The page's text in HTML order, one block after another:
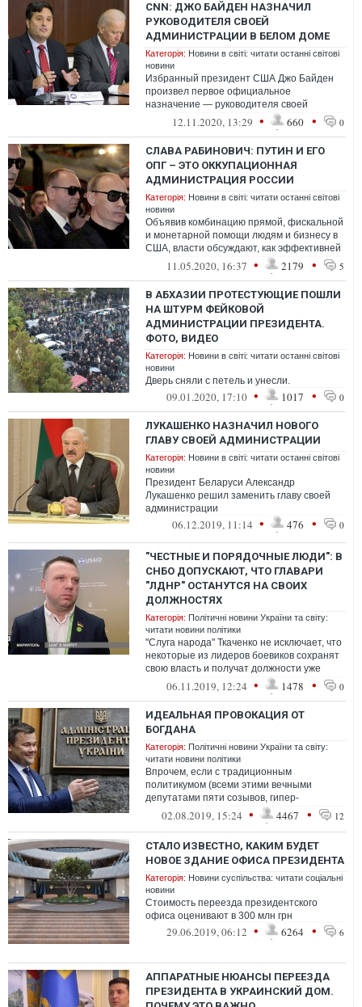
CNN: ДЖО БАЙДЕН НАЗНАЧИЛ
РУКОВОДИТЕЛЯ СВОЕЙ
АДМИНИСТРАЦИИ В БЕЛОМ ДОМЕ
Категорія: Новини в світі: читати останні світові
новини
Избранный президент США Джо Байден
произвел первое официальное
назначение — руководителя своей
администрации в Белом доме.
12.11.2020, 13:29 • 660 • 0
СЛАВА РАБИНОВИЧ: ПУТИН И ЕГО
ОПГ – ЭТО ОККУПАЦИОННАЯ
АДМИНИСТРАЦИЯ РОССИИ
Категорія: Новини в світі: читати останні світові
новини
Объявив комбинацию прямой, фискальной
и монетарной помощи людям и бизнесу в
США, власти обсуждают, как эффективней
и быстрей предоставить эту помощь. ...
11.05.2020, 16:37 • 2179 • 5
В АБХАЗИИ ПРОТЕСТУЮЩИЕ ПОШЛИ
НА ШТУРМ ФЕЙКОВОЙ
АДМИНИСТРАЦИИ ПРЕЗИДЕНТА.
ФОТО, ВИДЕО
Категорія: Новини в світі: читати останні світові
новини
Дверь сняли с петель и унесли.
09.01.2020, 17:10 • 1017 • 0
ЛУКАШЕНКО НАЗНАЧИЛ НОВОГО
ГЛАВУ СВОЕЙ АДМИНИСТРАЦИИ
Категорія: Новини в світі: читати останні світові
новини
Президент Беларуси Александр
Лукашенко решил заменить главу своей
администрации
06.12.2019, 11:14 • 476 • 0
"ЧЕСТНЫЕ И ПОРЯДОЧНЫЕ ЛЮДИ": В
СНБО ДОПУСКАЮТ, ЧТО ГЛАВАРИ
"ЛДНР" ОСТАНУТСЯ НА СВОИХ
ДОЛЖНОСТЯХ
Категорія: Політичні новини України та світу:
читати новини політики
"Слуга народа" Ткаченко не исключает, что
некоторые из лидеров боевиков сохранят
свою власть и получат должности уже
после деоккупации.
06.11.2019, 12:24 • 1478 • 0
ИДЕАЛЬНАЯ ПРОВОКАЦИЯ ОТ
БОГДАНА
Категорія: Політичні новини України та світу:
читати новини політики
Впрочем, если с традиционным
политикумом (всеми этими вечными
депутатами пяти созывов, гипер-
министрами и губернаторами-кислотными
террористам) все уж...
02.08.2019, 15:24 • 4467 • 12
СТАЛО ИЗВЕСТНО, КАКИМ БУДЕТ
НОВОЕ ЗДАНИЕ ОФИСА ПРЕЗИДЕНТА
Категорія: Новини суспільства: читати соціальні
новини
Стоимость переезда президентского
офиса оценивают в 300 млн грн
29.06.2019, 06:12 • 6264 • 6
АППАРАТНЫЕ НЮАНСЫ ПЕРЕЕЗДА
ПРЕЗИДЕНТА В УКРАИНСКИЙ ДОМ.